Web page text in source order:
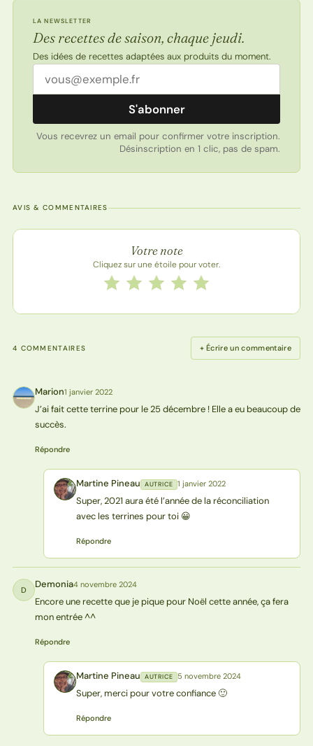
LA NEWSLETTER
Des recettes de saison, chaque jeudi.
Des idées de recettes adaptées aux produits du moment.
Adresse email
S'abonner
Vous recevrez un email pour confirmer votre inscription.
Désinscription en 1 clic, pas de spam.
AVIS & COMMENTAIRES
Note de la recette
Votre note
Cliquez sur une étoile pour voter.
Notez cette recette de 1 à 5 étoiles
5 étoiles
4 étoiles
3 étoiles
2 étoiles
1 étoile
4 COMMENTAIRES + Écrire un commentaire
M Marion1 janvier 2022
J’ai fait cette terrine pour le 25 décembre ! Elle a eu beaucoup de
succès.
Répondre
MP Martine Pineau AUTRICE 1 janvier 2022
Super, 2021 aura été l’année de la réconciliation
avec les terrines pour toi 😀
Répondre
D Demonia4 novembre 2024
Encore une recette que je pique pour Noël cette année, ça fera
mon entrée ^^
Répondre
MP Martine Pineau AUTRICE 5 novembre 2024
Super, merci pour votre confiance 🙂
Répondre